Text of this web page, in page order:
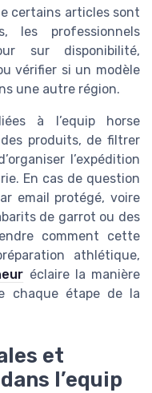
certains articles sont
les professionnels
sur disponibilité,
vérifier si un modèle
une autre région.
à l’equip horse
produits, de filtrer
l’expédition
En cas de question
email protégé, voire
de garrot ou des
comment cette
athlétique,
éclaire la manière
chaque étape de la
et
l’equip